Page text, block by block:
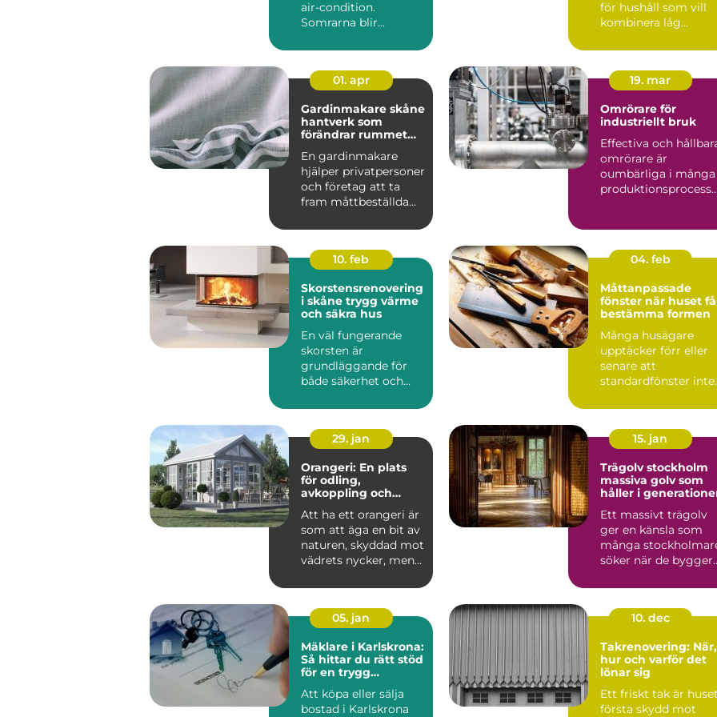
air-condition.
Somrarna blir
inomhusmiljön s...
för hushåll som vill
kombinera låg
d me...
01. apr
Gardinmakare skåne
hantverk som
förändrar rummet
En gardinmakare
hjälper privatpersoner
och företag att ta
fram måttbeställda
exa...
19. mar
Omrörare för
industriellt bruk
Effectiva och
omrörare är
oumbärliga i många
produktionsprocesse..
10. feb
Skorstensrenovering
i skåne trygg värme
och säkra hus
En väl fungerande
skorsten är
grundläggande för
både säkerhet och
du eldar i ka...
04. feb
Måttanpassade
fönster när huset får
bestämma formen
Många husägare
upptäcker förr eller
senare att
standardfönster inte
Kanske är ö...
29. jan
Orangeri: En plats
för odling,
avkoppling och
Att ha ett orangeri är
som att äga en bit av
naturen, skyddad mot
vädrets nycker, men...
15. jan
Trägolv stockholm
massiva golv som
håller i
Ett massivt trägolv
ger en känsla som
många
söker när de bygger
inr...
05. jan
Mäklare i Karlskrona:
Så hittar du rätt stöd
för en trygg
Att köpa eller sälja
bostad i Karlskrona
10. dec
Takrenovering: När,
hur och varför det
lönar sig
Ett friskt tak är
första skydd mot